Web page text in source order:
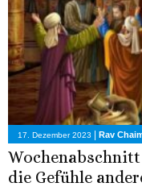
17. Dezember 2023 Rav
die Gefühle